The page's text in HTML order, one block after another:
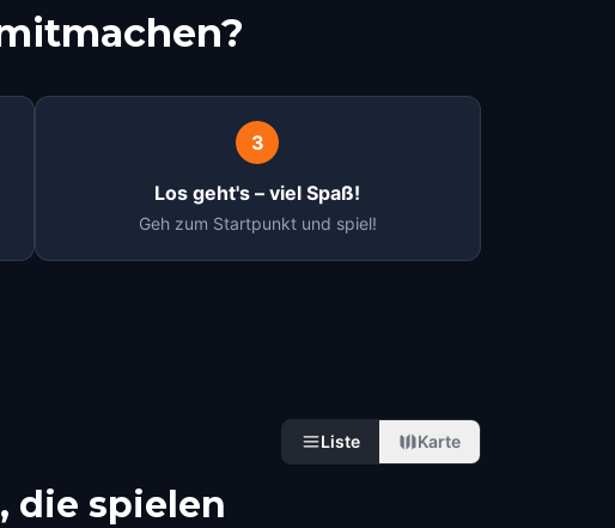
3
Los geht's – viel Spaß!
Geh zum Startpunkt und spiel!
Liste Karte
die spielen